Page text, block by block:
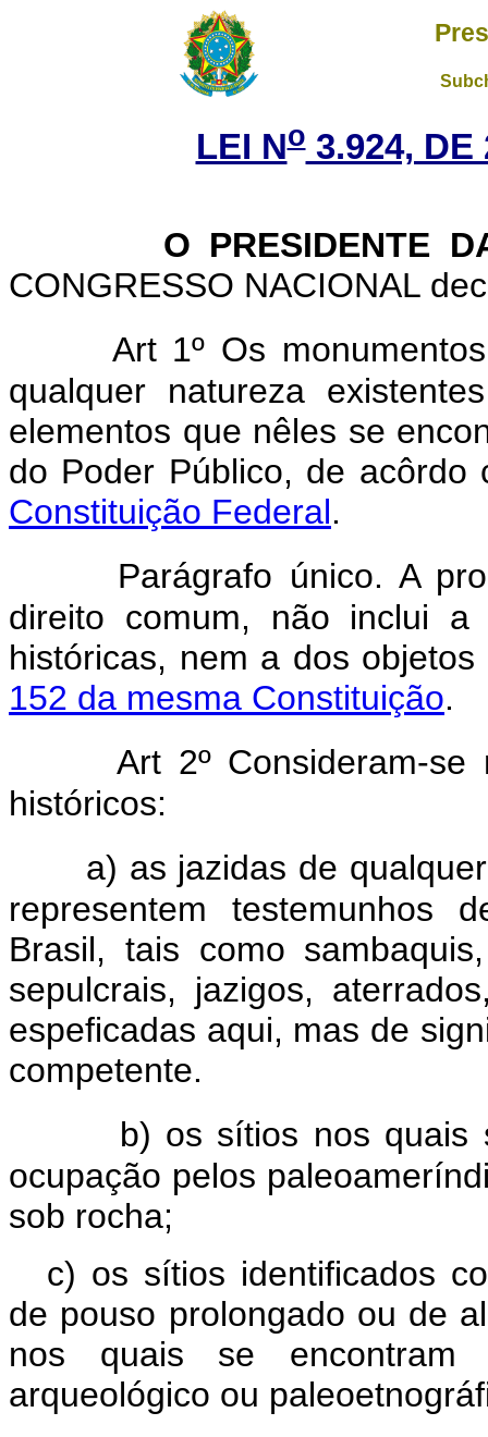
LEI No3.924, DE
O PRESIDENTE DA
CONGRESSO NACIONAL
Art 1º Os
qualquer natureza
elementos que nêles se
do Poder Público, de acôrdo
Constituição Federal.
Parágrafo único. A
direito comum, não inclui
históricas, nem a dos
152 da mesma Constituição.
Art 2º Consideram-
históricos:
a) as jazidas de
representem testemunhos
Brasil, tais como
sepulcrais, jazigos,
espeficadas aqui, mas de
competente.
b) os sítios nos quais
ocupação pelos
sob rocha;
c) os sítios identificados
de pouso prolongado ou de
nos quais se encontram
arqueológico ou